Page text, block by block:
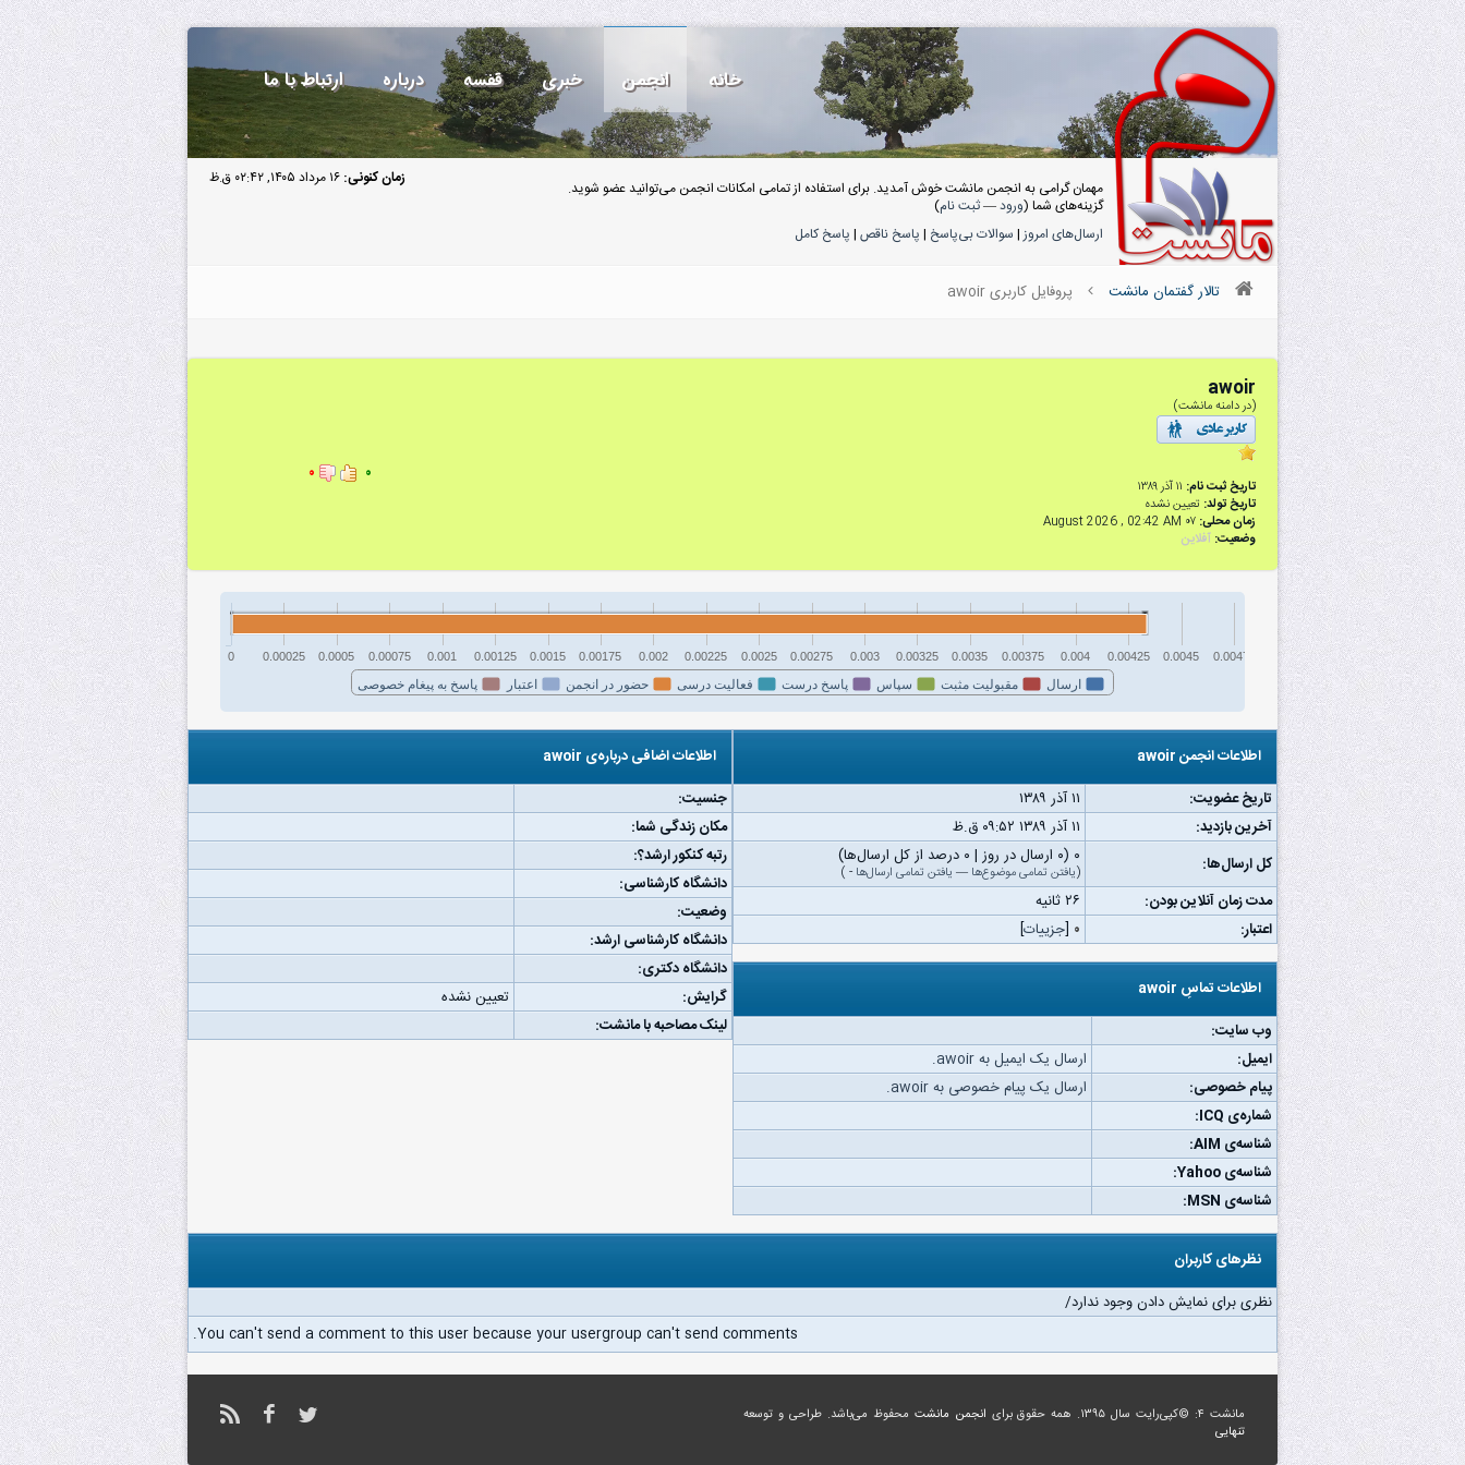
خانه انجمن خبری قفسه درباره ارتباط با ما
زمان کنونی: ۱۶ مرداد ۱۴۰۵, ۰۲:۴۲ ق.ظ
مهمان گرامی به انجمن مانشت خوش آمدید. برای استفاده از تمامی امکانات انجمن می‌توانید عضو شوید.
گزینه‌های شما (ورود—ثبت نام)
ارسال‌های امروز| سوالات بی‌پاسخ | پاسخ ناقص | پاسخ کامل
تالار گفتمان مانشت پروفایل کاربری awoir
awoir
(در دامنه مانشت)
تاریخ ثبت نام: ۱۱ آذر ۱۳۸۹
تاریخ تولد: تعیین نشده
زمان محلی: ۰۷ August 2026 , 02:42 AM
وضعیت: آفلاین
۰ ۰
ارسال مقبولیت مثبت سپاس پاسخ درست فعالیت درسی حضور در انجمن اعتبار پاسخ به پیغام خصوصی
0 0.00025 0.0005 0.00075 0.001 0.00125 0.0015 0.00175 0.002 0.00225 0.0025 0.00275 0.003 0.00325 0.0035 0.00375 0.004 0.00425 0.0045 0.00475
اطلاعات انجمن awoir
تاریخ عضویت:
۱۱ آذر ۱۳۸۹
آخرین بازدید:
۱۱ آذر ۱۳۸۹ ۰۹:۵۲ ق.ظ
کل ارسال‌ها:
۰ (۰ ارسال در روز | ۰ درصد از کل ارسال‌ها)
(یافتن تمامی موضوع‌ها — یافتن تمامی ارسال‌ها -
)
مدت زمان آنلاین بودن:
۲۶ ثانیه
اعتبار:
۰ [جزییات]
اطلاعات تماسِ awoir
وب‌ سایت:
ایمیل:
ارسال یک ایمیل به awoir.
پیام خصوصی:
ارسال یک پیام خصوصی به awoir.
شماره‌ی ICQ:
شناسه‌ی AIM:
شناسه‌ی Yahoo:
شناسه‌ی MSN:
اطلاعات اضافی درباره‌ی awoir
جنسیت:
مکان زندگی شما:
رتبه کنکور ارشد؟:
دانشگاه کارشناسی:
وضعیت:
دانشگاه کارشناسی ارشد:
دانشگاه دکتری:
گرایش:
تعیین نشده
لینک مصاحبه با مانشت:
نظرهای کاربران
نظری برای نمایش دادن وجود ندارد/
You can't send a comment to this user because your usergroup can't send comments.
مانشت ۴: ©کپی‌رایت سال ۱۳۹۵. همه حقوق برای انجمن مانشت محفوظ می‌باشد. طراحی و توسعه
تنهایی